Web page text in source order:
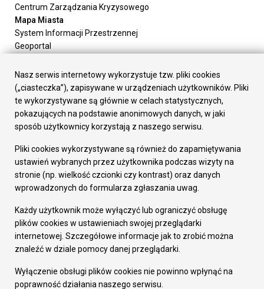
Centrum Zarządzania Kryzysowego
Mapa Miasta
System Informacji Przestrzennej
Geoportal
Załatw sprawę
Prezydent Miasta
Rada Miasta
Wydziały
Elektroniczna Skrzynka Podawcza
Gospodarka
Fundusze europejskie
Środki krajowe
Oferty inwestycyjne
Pozostałe
Deklaracja dostępności
Dane osobowe
Dodaj opinię o witrynie
Nasz serwis internetowy wykorzystuje tzw. pliki cookies
(„ciasteczka”), zapisywane w urządzeniach użytkowników. Pliki
te wykorzystywane są głównie w celach statystycznych,
pokazujących na podstawie anonimowych danych, w jaki
sposób użytkownicy korzystają z naszego serwisu.
Pliki cookies wykorzystywane są również do zapamiętywania
ustawień wybranych przez użytkownika podczas wizyty na
stronie (np. wielkość czcionki czy kontrast) oraz danych
wprowadzonych do formularza zgłaszania uwag.
Każdy użytkownik może wyłączyć lub ograniczyć obsługę
plików cookies w ustawieniach swojej przeglądarki
internetowej. Szczegółowe informacje jak to zrobić można
znaleźć w dziale pomocy danej przeglądarki.
Wyłączenie obsługi plików cookies nie powinno wpłynąć na
poprawność działania naszego serwisu.